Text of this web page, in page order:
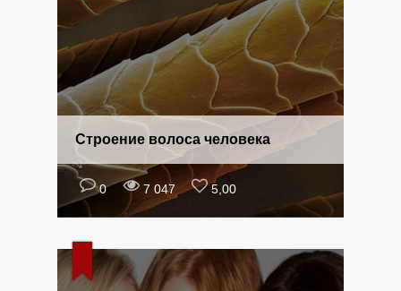
0 7 047 5,00
Строение волоса человека